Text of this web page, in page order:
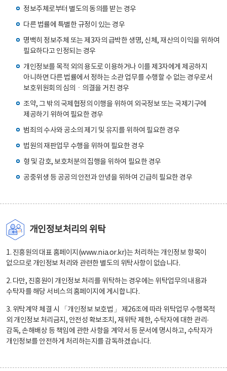
정보주체로부터 별도의 동의를 받는 경우
다른 법률에 특별한 규정이 있는 경우
명백히 정보주체 또는 제3자의 급박한 생명, 신체, 재산의 이익을 위하여
필요하다고 인정되는 경우
개인정보를 목적 외의 용도로 이용하거나 이를 제3자에게 제공하지
아니하면 다른 법률에서 정하는 소관 업무를 수행할 수 없는 경우로서
보호위원회의 심의ㆍ의결을 거친 경우
조약, 그 밖의 국제협정의 이행을 위하여 외국정보 또는 국제기구에
제공하기 위하여 필요한 경우
범죄의 수사와 공소의 제기 및 유지를 위하여 필요한 경우
법원의 재판업무 수행을 위하여 필요한 경우
형 및 감호, 보호처분의 집행을 위하여 필요한 경우
공중위생 등 공공의 안전과 안녕을 위하여 긴급히 필요한 경우
개인정보처리의 위탁
1. 진흥원의 대표 홈페이지(www.nia.or.kr)는 처리하는 개인정보 항목이
없으므로 개인정보 처리와 관련한 별도의 위탁사항이 없습니다.
2. 다만, 진흥원이 개인정보 처리를 위탁하는 경우에는 위탁업무의 내용과
수탁자를 해당 서비스의 홈페이지에 게시합니다.
3. 위탁계약 체결 시 「개인정보 보호법」 제26조에 따라 위탁업무 수행목적
외 개인정보 처리금지, 안전성 확보조치, 재위탁 제한, 수탁자에 대한 관리·
감독, 손해배상 등 책임에 관한 사항을 계약서 등 문서에 명시하고, 수탁자가
개인정보를 안전하게 처리하는지를 감독하겠습니다.